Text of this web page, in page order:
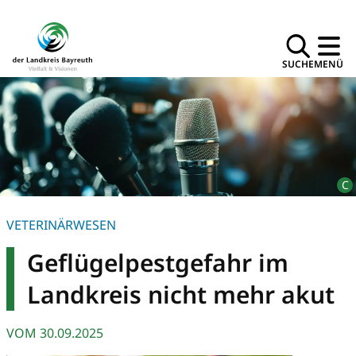
SUCHEMENÜ
VETERINÄRWESEN
Geflügelpestgefahr im
Landkreis nicht mehr akut
VOM 30.09.2025